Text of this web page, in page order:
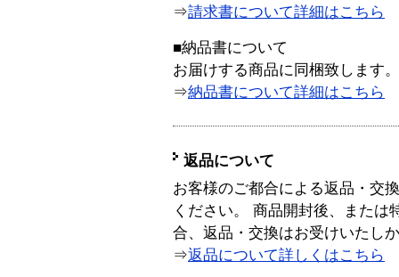
⇒請求書について詳細はこちら
■納品書について
お届けする商品に同梱致します。
⇒納品書について詳細はこちら
返品について
お客様のご都合による返品・交
ください。 商品開封後、または
合、返品・交換はお受けいたし
⇒返品について詳しくはこちら